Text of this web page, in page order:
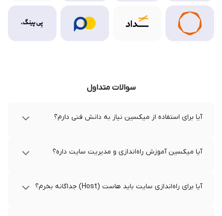
سوالات متداول
آیا برای استفاده از میکسین نیاز به دانش فنی دارم؟
آیا میکسین آموزش راه‌اندازی و مدیریت سایت داره؟
آیا برای راه‌اندازی سایت باید هاست (Host) جداگانه بخرم؟